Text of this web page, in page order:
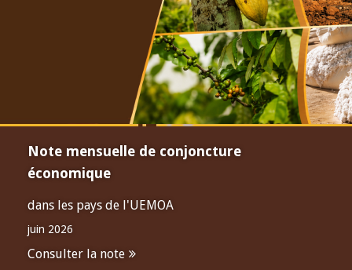
Note mensuelle de conjoncture
économique
dans les pays de l'UEMOA
juin 2026
Consulter la note